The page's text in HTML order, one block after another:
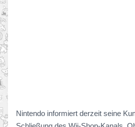
Nintendo informiert derzeit seine